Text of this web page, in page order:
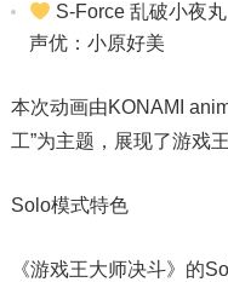
S-Force 乱破小夜丸​
声优：小原好美
本次动画由KONAMI
工”为主题，展现了游戏
Solo模式特色
《游戏王大师决斗》的